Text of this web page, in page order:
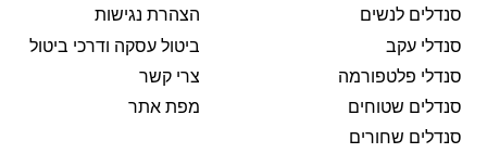
סנדלים לנשים
סנדלי עקב
סנדלי פלטפורמה
סנדלים שטוחים
סנדלים שחורים
הצהרת נגישות
ביטול עסקה ודרכי ביטול
צרי קשר
מפת אתר